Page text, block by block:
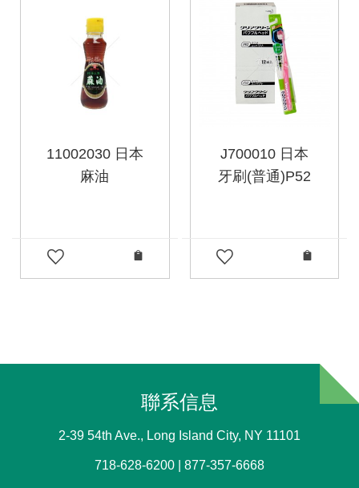
11002030 日本
麻油
J700010 日本
牙刷(普通)P52
聯系信息
2-39 54th Ave., Long Island City, NY 11101
718-628-6200 | 877-357-6668